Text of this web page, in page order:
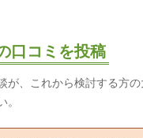
口コミを投稿
が、これから検討する方
。